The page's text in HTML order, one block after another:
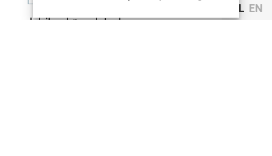
Jubilee bracelet…!
NL EN